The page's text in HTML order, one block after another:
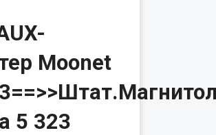
Moonet
5 323